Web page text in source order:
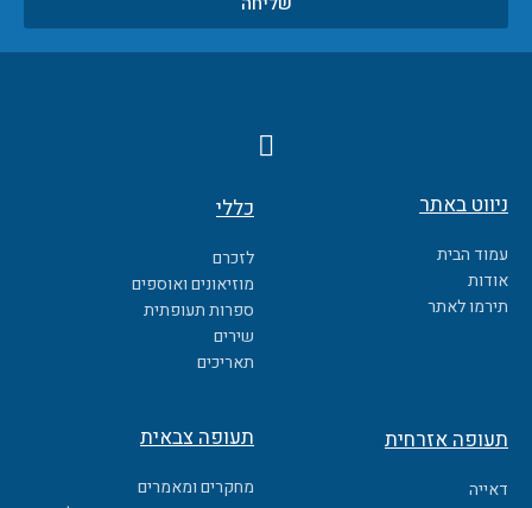
F
a
ניווט באתר
עמוד הבית
אודות
תירמו לאתר
כללי
לזכרם
מוזיאונים ואוספים
ספרות תעופתית
שירים
תאריכים
תעופה אזרחית
דאייה
תעופה צבאית
מחקרים ומאמרים